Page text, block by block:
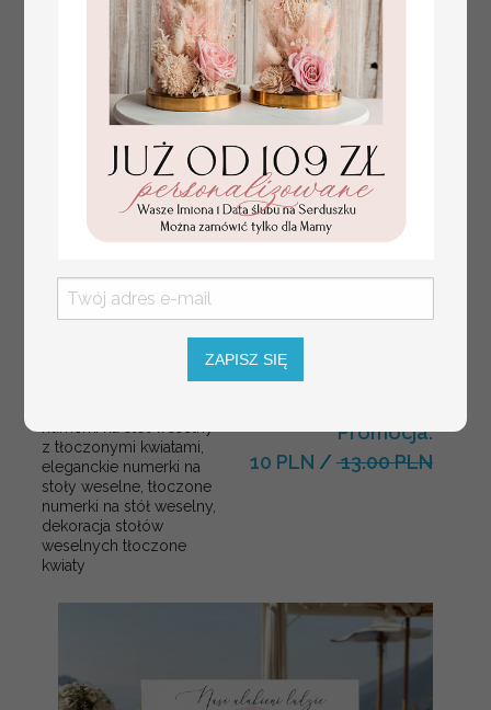
z tłoczonymi kwiatami,
eleganckie numerki na
stoły weselne, tłoczone
numerki na stół weselny,
dekoracja stołów
weselnych tłoczone
kwiaty
Promocja:
10 PLN / 13.00 PLN
ZAPISZ SIĘ